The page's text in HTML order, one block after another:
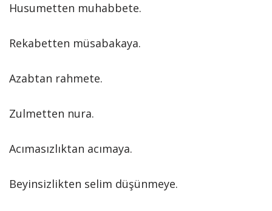
Husumetten muhabbete.
Rekabetten müsabakaya.
Azabtan rahmete.
Zulmetten nura.
Acımasızlıktan acımaya.
Beyinsizlikten selim düşünmeye.